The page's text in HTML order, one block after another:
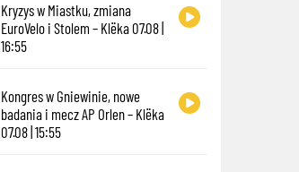
Kryzys w Miastku, zmiana
EuroVelo i Stolem – Klëka 07.08 |
16:55
Kongres w Gniewinie, nowe
badania i mecz AP Orlen – Klëka
07.08 | 15:55